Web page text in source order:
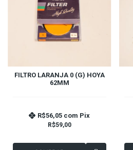
FILTRO LARANJA 0 (G) HOYA
62MM
R$59,00
R$56,05 com Pix